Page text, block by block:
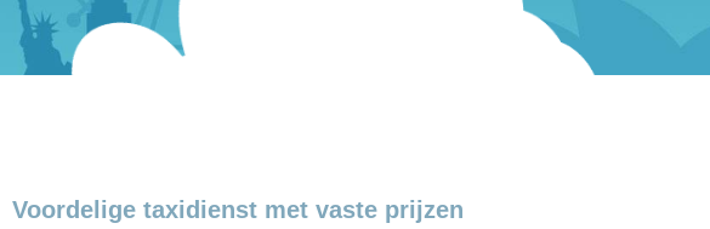
Voordelige taxidienst met vaste prijzen